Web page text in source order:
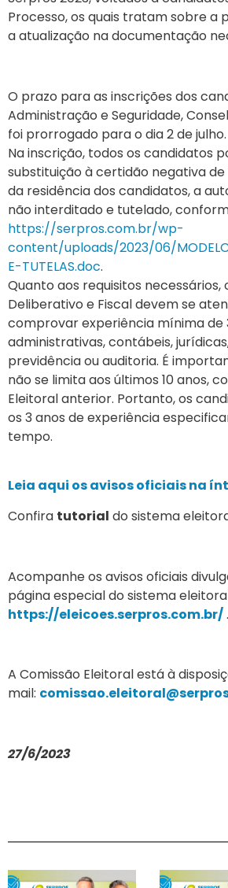
Processo, os quais tratam sobre a
a atualização na documentação
O prazo para as inscrições dos
Administração e Seguridade,
foi prorrogado para o dia 2 de julho.
Na inscrição, todos os candidatos
substituição à certidão negativa
da residência dos candidatos, a
não interditado e tutelado,
https://serpros.com.br/wp-
content/uploads/2023/06/
E-TUTELAS.doc.
Quanto aos requisitos
Deliberativo e Fiscal devem se
comprovar experiência mínima de
administrativas, contábeis,
previdência ou auditoria. É
não se limita aos últimos 10 anos,
Eleitoral anterior. Portanto, os
os 3 anos de experiência
tempo.
Leia aqui os avisos oficiais na
Confira tutorial do sistema
Acompanhe os avisos oficiais
página especial do sistema
https://eleicoes.serpros.com.br/.
A Comissão Eleitoral está à
mail:
27/6/2023